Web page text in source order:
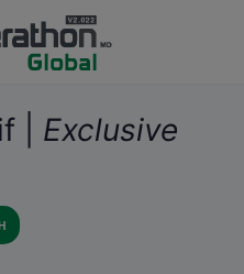
| Exclusive